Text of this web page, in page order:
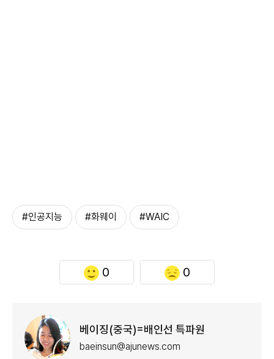
#인공지능 #화웨이 #WAIC
0 0
베이징(중국)=배인선 특파원
baeinsun@ajunews.com